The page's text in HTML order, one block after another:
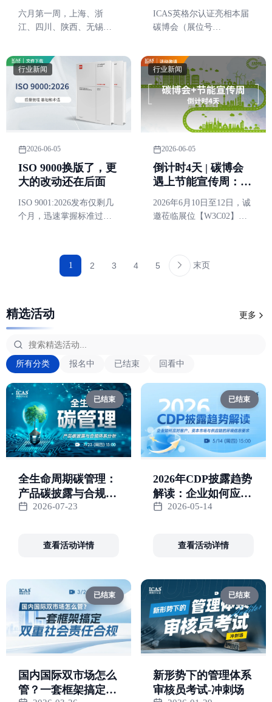
业该补哪三类低碳能
力？（含全国补贴汇
总）
六月第一周，上海、浙
江、四川、陕西、无锡、
色低碳相关文件。
绿色出海合规新路径
ICAS英格尔认证亮相本届
碳博会（展位号
易、绿色出海、零碳园区
与供应链低碳转型等重点
议题，集中展示双碳与可
持续发展相关服务能力及
标杆实践案例。
行业新闻
2026-06-05
ISO 9000换版了，更
大的改动还在后面
ISO 9001:2026发布仅剩几
个月，迅速掌握标准过渡
行业新闻
2026-06-05
倒计时4天 | 碳博会
遇上节能宣传周：企
业出海，为什么绕不
开“低碳竞争力”？
2026年6月10日至12日，诚
邀莅临展位【W3C02】现
1 2 3 4 5 末页
精选活动 更多
所有分类 报名中 已结束 回看中
已结束
全生命周期碳管理：
产品碳披露与合规体
系分析
2026-07-23
查看活动详情
已结束
2026年CDP披露趋势
解读：企业如何应对
客户、资本市场与供
2026-05-14
查看活动详情
已结束
国内国际双市场怎么
管？一套框架搞定双
已结束
新形势下的管理体系
审核员考试-冲刺场